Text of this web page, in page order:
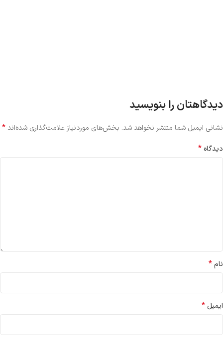
دیدگاهتان را بنویسید
نشانی ایمیل شما منتشر نخواهد شد. بخش‌های موردنیاز علامت‌گذاری شده‌اند*
دیدگاه *
نام*
ایمیل *